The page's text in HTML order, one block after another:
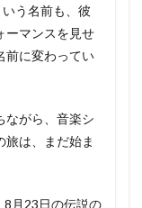
う名前も、彼
ーマンスを見せ
前に変わってい
ながら、音楽シ
旅は、まだ始ま
8月23日の伝説の